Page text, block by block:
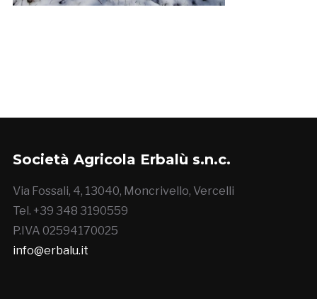
Società Agricola Erbalù s.n.c.
Via Fossali, 4, 13040, Moncrivello, Vercelli
Tel. +39 348 3190559
P.IVA 02594170025
info@erbalu.it